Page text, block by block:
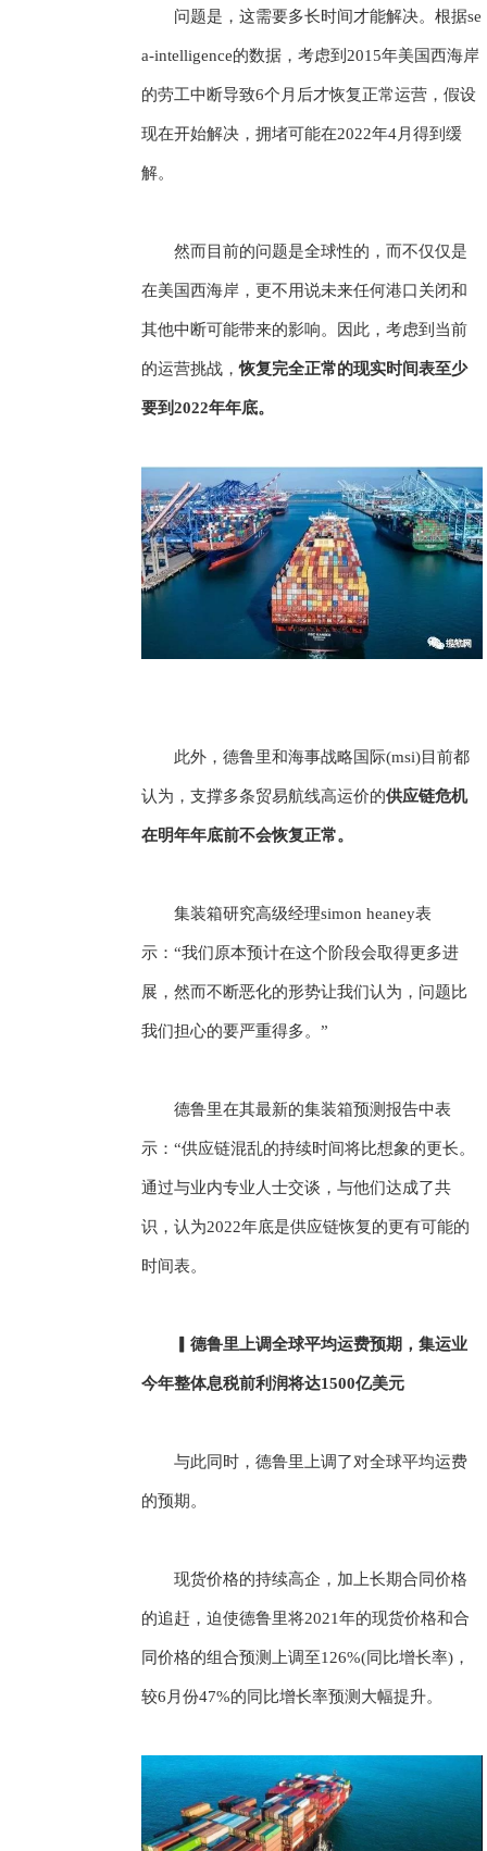
问题是，这需要多长时间才能解决。根据se
a-intelligence的数据，考虑到2015年美国西海岸
的劳工中断导致6个月后才恢复正常运营，假设
现在开始解决，拥堵可能在2022年4月得到缓
解。
然而目前的问题是全球性的，而不仅仅是
在美国西海岸，更不用说未来任何港口关闭和
其他中断可能带来的影响。因此，考虑到当前
的运营挑战，恢复完全正常的现实时间表至少
要到2022年年底。
此外，德鲁里和海事战略国际(msi)目前都
认为，支撑多条贸易航线高运价的供应链危机
在明年年底前不会恢复正常。
集装箱研究高级经理simon heaney表
示：“我们原本预计在这个阶段会取得更多进
展，然而不断恶化的形势让我们认为，问题比
我们担心的要严重得多。”
德鲁里在其最新的集装箱预测报告中表
示：“供应链混乱的持续时间将比想象的更长。
通过与业内专业人士交谈，与他们达成了共
识，认为2022年底是供应链恢复的更有可能的
时间表。
▎德鲁里上调全球平均运费预期，集运业
今年整体息税前利润将达1500亿美元
与此同时，德鲁里上调了对全球平均运费
的预期。
现货价格的持续高企，加上长期合同价格
的追赶，迫使德鲁里将2021年的现货价格和合
同价格的组合预测上调至126%(同比增长率)，
较6月份47%的同比增长率预测大幅提升。